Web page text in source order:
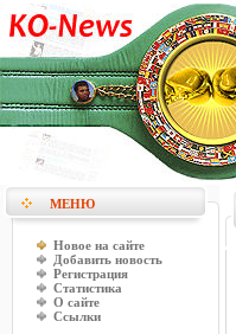
МЕНЮ
Новое на сайте
Добавить новость
Регистрация
Статистика
О сайте
Ссылки